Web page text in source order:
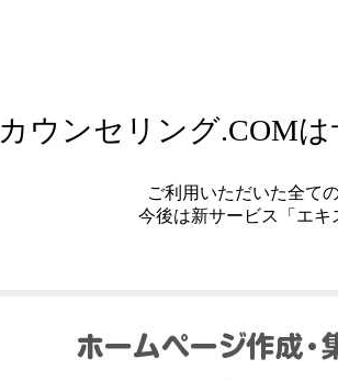
カウンセリング.COM
ご利用いただいた全て
今後は新サービス「エ